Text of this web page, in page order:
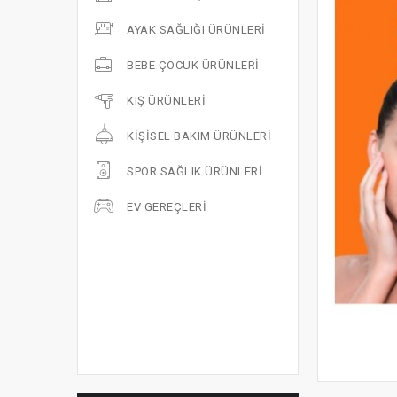
AYAK SAĞLIĞI ÜRÜNLERI
BEBE ÇOCUK ÜRÜNLERI
KIŞ ÜRÜNLERI
KIŞISEL BAKIM ÜRÜNLERI
SPOR SAĞLIK ÜRÜNLERI
EV GEREÇLERI